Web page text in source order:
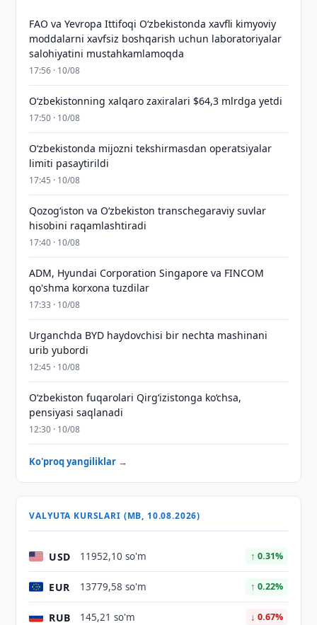
FAO va Yevropa Ittifoqi O‘zbekistonda xavfli kimyoviy
moddalarni xavfsiz boshqarish uchun laboratoriyalar
salohiyatini mustahkamlamoqda
17:56 · 10/08
O‘zbekistonning xalqaro zaxiralari $64,3 mlrdga yetdi
17:50 · 10/08
O‘zbekistonda mijozni tekshirmasdan operatsiyalar
limiti pasaytirildi
17:45 · 10/08
Qozog‘iston va O‘zbekiston transchegaraviy suvlar
hisobini raqamlashtiradi
17:40 · 10/08
ADM, Hyundai Corporation Singapore va FINCOM
qo'shma korxona tuzdilar
17:33 · 10/08
Urganchda BYD haydovchisi bir nechta mashinani
urib yubordi
12:45 · 10/08
O‘zbekiston fuqarolari Qirg‘izistonga ko‘chsa,
pensiyasi saqlanadi
12:30 · 10/08
Ko'proq yangiliklar →
VALYUTA KURSLARI (MB, 10.08.2026)
USD 11952,10 so'm ↑ 0.31%
EUR 13779,58 so'm ↑ 0.22%
RUB 145,21 so'm ↓ 0.67%